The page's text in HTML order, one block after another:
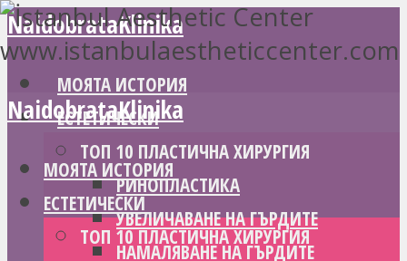
NaidobrataKlinika
МОЯТА ИСТОРИЯ
ЕСТЕТИЧЕСКИ
ТОП 10 ПЛАСТИЧНА ХИРУРГИЯ
РИНОПЛАСТИКА
УВЕЛИЧАВАНЕ НА ГЪРДИТЕ
НАМАЛЯВАНЕ НА ГЪРДИТЕ
NaidobrataKlinika
МОЯТА ИСТОРИЯ
ЕСТЕТИЧЕСКИ
ТОП 10 ПЛАСТИЧНА ХИРУРГИЯ